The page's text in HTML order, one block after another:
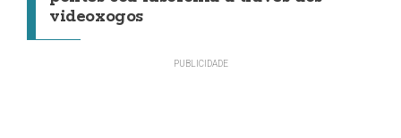
videoxogos